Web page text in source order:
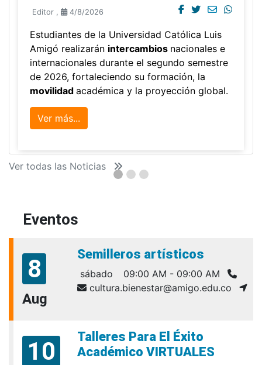
Editor , 4/8/2026
Estudiantes de la Universidad Católica Luis
Amigó realizarán intercambios nacionales e
internacionales durante el segundo semestre
de 2026, fortaleciendo su formación, la
movilidad académica y la proyección global.
Ver más...
Ver todas las Noticias
Eventos
8
Aug
Semilleros artísticos
sábado
09:00 AM - 09:00 AM
cultura.bienestar@amigo.edu.co
10
Talleres Para El Éxito
Académico VIRTUALES